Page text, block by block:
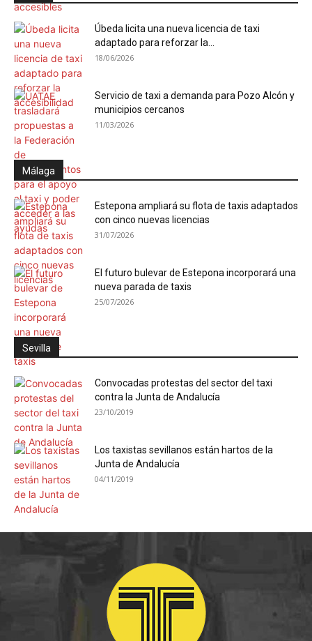
Úbeda licita una nueva licencia de taxi
adaptado para reforzar la...
18/06/2026
Servicio de taxi a demanda para Pozo Alcón y
municipios cercanos
11/03/2026
Málaga
Estepona ampliará su flota de taxis adaptados
con cinco nuevas licencias
31/07/2026
El futuro bulevar de Estepona incorporará una
nueva parada de taxis
25/07/2026
Sevilla
Convocadas protestas del sector del taxi
contra la Junta de Andalucía
23/10/2019
Los taxistas sevillanos están hartos de la
Junta de Andalucía
04/11/2019